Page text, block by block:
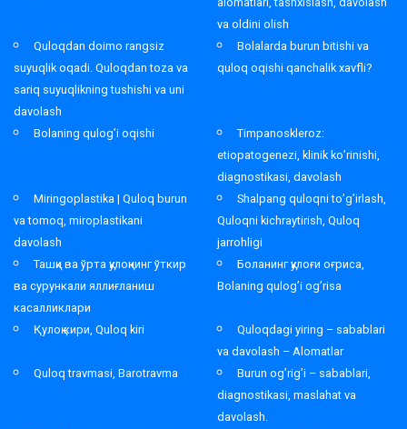
va oldini olish
Quloqdan doimo rangsiz
suyuqlik oqadi. Quloqdan toza va
sariq suyuqlikning tushishi va uni
davolash
Bolalarda burun bitishi va
quloq oqishi qanchalik xavfli?
Bolaning qulog’i oqishi
Timpanoskleroz:
etiopatogenezi, klinik ko’rinishi,
diagnostikasi, davolash
Miringoplastika | Quloq burun
va tomoq, miroplastikani
davolash
Shalpang quloqni to’g’irlash,
Quloqni kichraytirish, Quloq
jarrohligi
Ташқи ва ўрта қулоқнинг ўткир
ва сурункали яллиғланиш
касалликлари
Боланинг қулоғи оғриса,
Bolaning qulog’i og’risa
Қулоқ кири, Quloq kiri
Quloqdagi yiring – sabablari
va davolash – Alomatlar
Quloq travmasi, Barotravma
Burun og’rig’i – sabablari,
diagnostikasi, maslahat va
davolash.